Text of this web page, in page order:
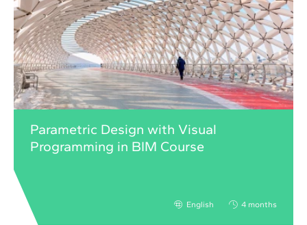
Parametric Design with Visual
Programming in BIM Course
English 4 months